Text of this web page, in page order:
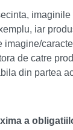
iar
imagine/
de catre
din partea
a